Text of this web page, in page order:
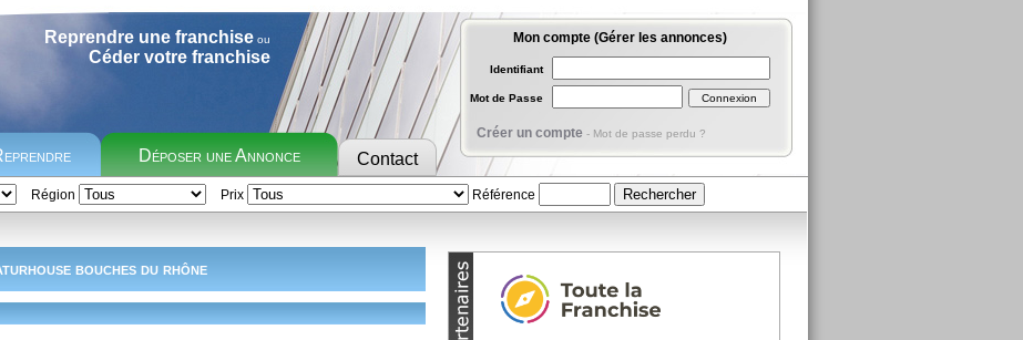
Reprendre une franchiseou
Céder votre franchise
Déposer une Annonce Contact
Mon compte (Gérer les annonces)
Identifiant
Mot de Passe
Créer un compte - Mot de passe perdu ?
Région Prix Référence
bouches du rhône